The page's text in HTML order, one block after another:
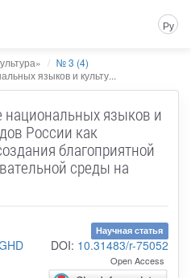
Ру
№ 3 (4)
языков и культу...
национальных языков и
России как
благоприятной
среды на
Научная статья
DOI: 10.31483/r-75052
Open Access